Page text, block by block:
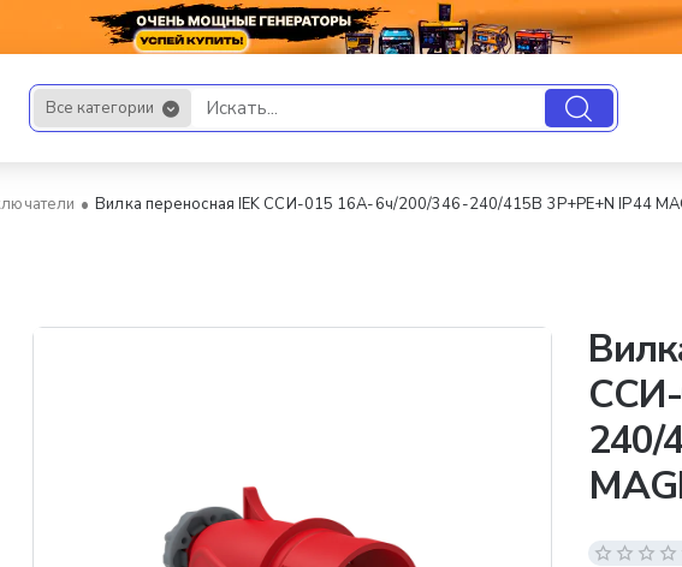
Все категории
Искать...
Вилка переносная IEK ССИ-015 16А-6ч/200/346-240/415В 3Р+РЕ+N IP44
240/